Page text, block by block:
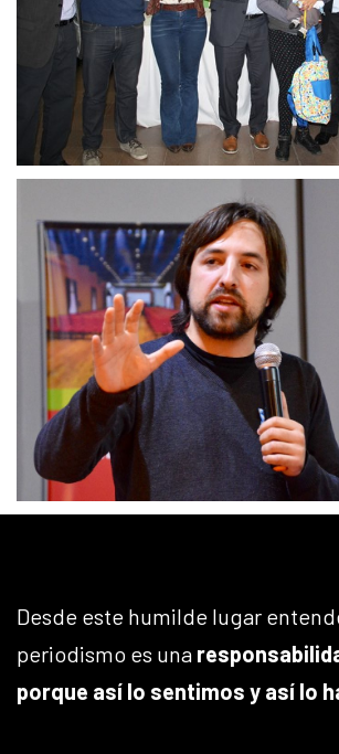
Desde este humilde lugar
periodismo es una
porque así lo sentimos y así lo